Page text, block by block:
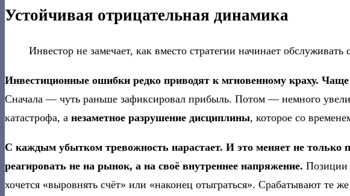
Устойчивая отрицательная динамика
Инвестор не замечает, как вместо стратегии начинает обслуживать
Инвестиционные ошибки редко приводят к мгновенному краху.
Сначала — чуть раньше зафиксировал прибыль. Потом — немного
катастрофа, а незаметное разрушение дисциплины, которое со
С каждым убытком тревожность нарастает. И это меняет не только
реагировать не на рынок, а на своё внутреннее напряжение. Позиции
хочется «выровнять счёт» или «наконец отыграться». Срабатывают